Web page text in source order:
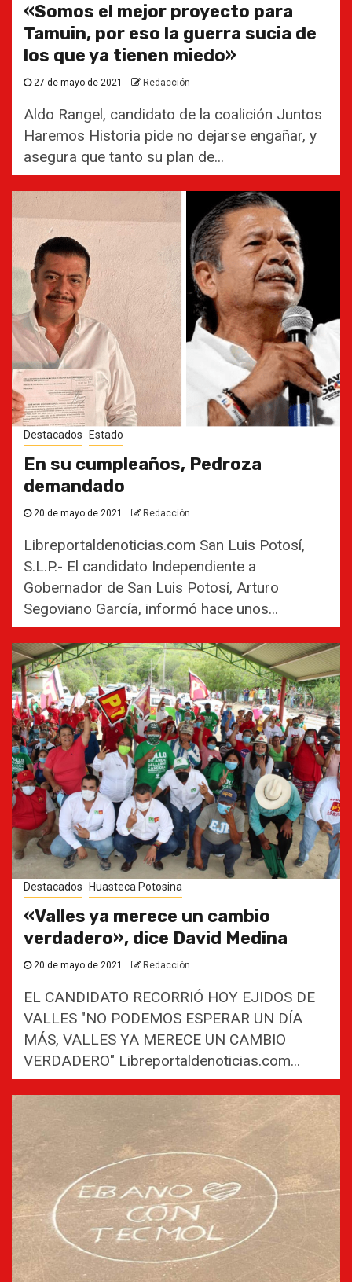
«Somos el mejor proyecto para
Tamuin, por eso la guerra sucia de
los que ya tienen miedo»
27 de mayo de 2021 Redacción
Aldo Rangel, candidato de la coalición Juntos
Haremos Historia pide no dejarse engañar, y
asegura que tanto su plan de...
Destacados Estado
En su cumpleaños, Pedroza
demandado
20 de mayo de 2021 Redacción
Libreportaldenoticias.com San Luis Potosí,
S.L.P.- El candidato Independiente a
Gobernador de San Luis Potosí, Arturo
Segoviano García, informó hace unos...
Destacados Huasteca Potosina
«Valles ya merece un cambio
verdadero», dice David Medina
20 de mayo de 2021 Redacción
EL CANDIDATO RECORRIÓ HOY EJIDOS DE
VALLES "NO PODEMOS ESPERAR UN DÍA
MÁS, VALLES YA MERECE UN CAMBIO
VERDADERO" Libreportaldenoticias.com...